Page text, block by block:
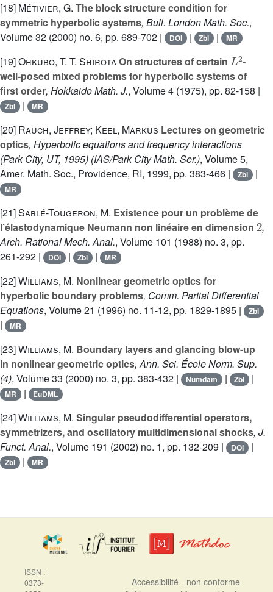
[18] Métivier, G. The block structure condition for
symmetric hyperbolic systems, Bull. London Math. Soc.,
Volume 32 (2000) no. 6, pp. 689-702 | DOI | Zbl | MR
[19]Ohkubo, T. T. ShirotaOn structures of certain
2
-
well-posed mixed problems for hyperbolic systems of
first order, Hokkaido Math. J., Volume 4 (1975), pp. 82-158 |
Zbl | MR
[20] Rauch, Jeffrey; Keel, Markus Lectures on geometric
optics, Hyperbolic equations and frequency interactions
(Park City, UT, 1995) (IAS/Park City Math. Ser.), Volume 5,
Amer. Math. Soc., Providence, RI, 1999, pp. 383-466 |
Zbl |
MR
[21]Sablé-Tougeron, M. Existence pour un problème de
l’élastodynamique Neumann non linéaire en dimension
2
,
Arch. Rational Mech. Anal., Volume 101 (1988) no. 3, pp.
261-292 |
DOI | Zbl | MR
[22]Williams, M. Nonlinear geometric optics for
hyperbolic boundary problems, Comm. Partial Differential
Equations, Volume 21 (1996) no. 11-12, pp. 1829-1895 | Zbl
| MR
[23]Williams, M. Boundary layers and glancing blow-up
in nonlinear geometric optics, Ann. Sci. École Norm. Sup.
(4), Volume 33 (2000) no. 3, pp. 383-432 | Numdam | Zbl |
MR | EuDML
[24]Williams, M. Singular pseudodifferential operators,
symmetrizers, and oscillatory multidimensional shocks, J.
Funct. Anal., Volume 191 (2002) no. 1, pp. 132-209 | DOI |
Zbl | MR
ISSN :
0373-
Accessibilité - non conforme